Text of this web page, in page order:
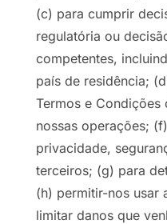
(c) para cumprir
regulatória ou
competentes,
país de residência;
Termos e
nossas operações;
privacidade,
terceiros; (g) para
(h) permitir-nos usar
limitar danos que